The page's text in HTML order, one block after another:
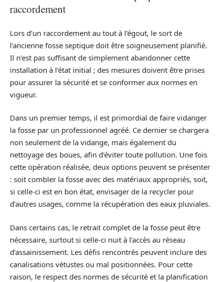
raccordement
Lors d’un raccordement au tout à l’égout, le sort de
l’ancienne fosse septique doit être soigneusement planifié.
Il n’est pas suffisant de simplement abandonner cette
installation à l’état initial ; des mesures doivent être prises
pour assurer la sécurité et se conformer aux normes en
vigueur.
Dans un premier temps, il est primordial de faire vidanger
la fosse par un professionnel agréé. Ce dernier se chargera
non seulement de la vidange, mais également du
nettoyage des boues, afin d’éviter toute pollution. Une fois
cette opération réalisée, deux options peuvent se présenter
: soit combler la fosse avec des matériaux appropriés, soit,
si celle-ci est en bon état, envisager de la recycler pour
d’autres usages, comme la récupération des eaux pluviales.
Dans certains cas, le retrait complet de la fosse peut être
nécessaire, surtout si celle-ci nuit à l’accès au réseau
d’assainissement. Les défis rencontrés peuvent inclure des
canalisations vétustes ou mal positionnées. Pour cette
raison, le respect des normes de sécurité et la planification